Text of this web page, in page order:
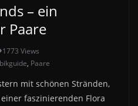
– ein
Paare
1773 Views
, Paare
mit schönen Stränden,
faszinierenden Flora